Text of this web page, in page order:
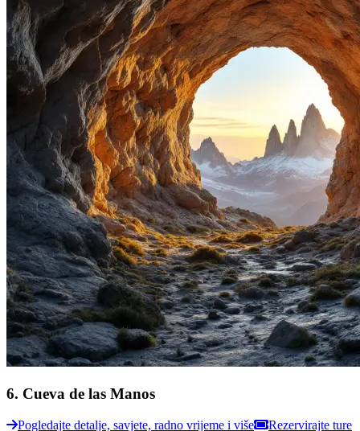
6. Cueva de las Manos
Pogledajte detalje, savjete, radno vrijeme i više
Rezervirajte ture